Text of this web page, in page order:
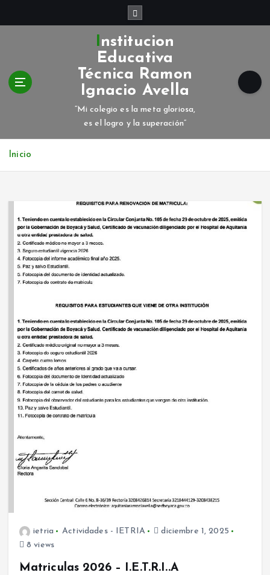
e
Institucion
Educativa
Técnica Ramon
Ignacio Avella
“Mi colegio es la meta gloriosa,
es el logro y la superación”
Inicio
ietria Actividades - IETRIA
diciembre 1, 2025
8 views
Matriculas 2026 – I.E.T.R.I..A